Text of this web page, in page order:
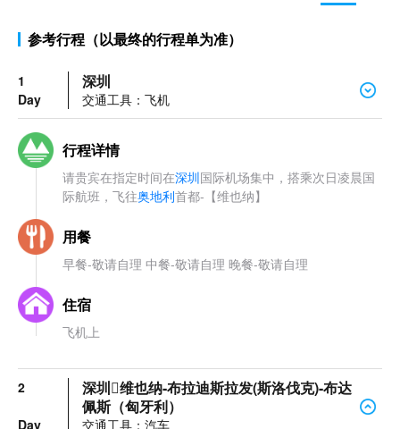
参考行程（以最终的行程单为准）
1
Day
深圳
交通工具：飞机
行程详情
请贵宾在指定时间在深圳国际机场集中，搭乘次日凌晨国
际航班，飞往奥地利首都-【维也纳】
用餐
早餐-敬请自理 中餐-敬请自理 晚餐-敬请自理
住宿
飞机上
2
Day
深圳维也纳-布拉迪斯拉发(斯洛伐克)-布达
佩斯（匈牙利）
交通工具：汽车